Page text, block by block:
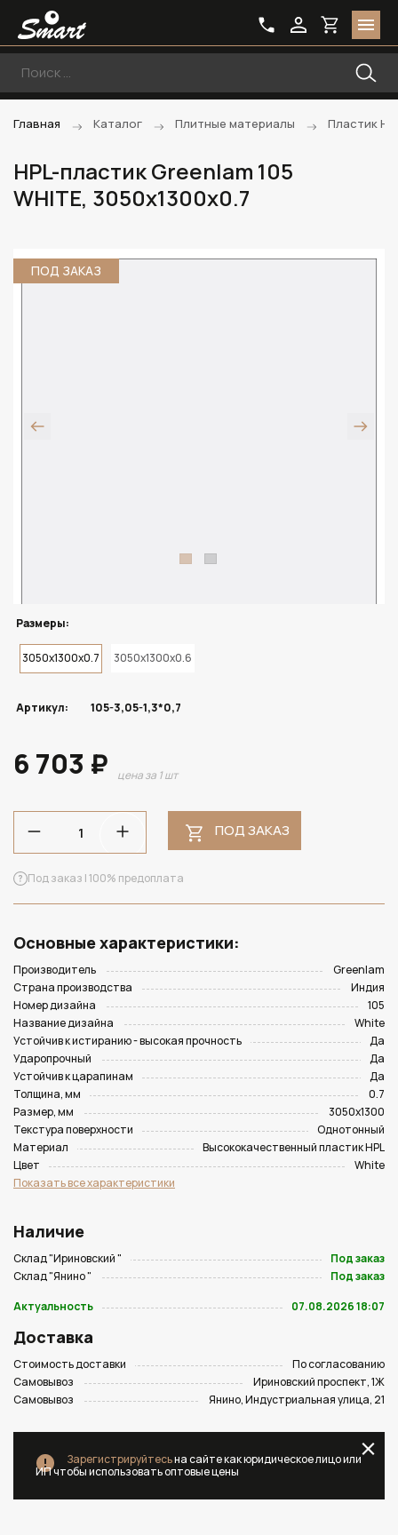
Главная Каталог Плитные материалы Пластик
HPL-пластик Greenlam 105
WHITE, 3050х1300х0.7
ПОД ЗАКАЗ
Размеры:
3050x1300x0.7 3050x1300x0.6
Артикул: 105-3,05-1,3*0,7
6 703 ₽ цена за 1 шт
ПОД ЗАКАЗ
Под заказ | 100% предоплата
Основные характеристики:
Производитель
Greenlam
Страна производства
Индия
Номер дизайна
105
Название дизайна
White
Устойчив к истиранию - высокая прочность
Да
Ударопрочный
Да
Устойчив к царапинам
Да
Толщина, мм
0.7
Размер, мм
3050х1300
Текстура поверхности
Однотонный
Материал
Высококачественный пластик HPL
Цвет
White
Показать все характеристики
Наличие
Склад "Ириновский "
Под заказ
Склад "Янино "
Под заказ
Актуальность
07.08.2026 18:07
Доставка
Стоимость доставки
По согласованию
Самовывоз
Ириновский проспект, 1Ж
Самовывоз
Янино, Индустриальная улица, 21
Зарегистрируйтесьна сайте как юридическое лицо или
ИП чтобы использовать оптовые цены